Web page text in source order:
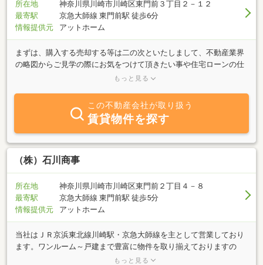
所在地
神奈川県川崎市川崎区東門前３丁目２－１２
最寄駅
京急大師線 東門前駅 徒歩6分
情報提供元
アットホーム
まずは、購入する売却する等は二の次といたしまして、不動産業界
の略図からご見学の際にお気をつけて頂きたい事や住宅ローンの仕
組み、審査の重要点等からお打合せさせていただき、お客様にベス
もっと見る
この不動産会社が取り扱う
賃貸物件を探す
（株）石川商事
所在地
神奈川県川崎市川崎区東門前２丁目４－８
最寄駅
京急大師線 東門前駅 徒歩5分
情報提供元
アットホーム
当社はＪＲ京浜東北線川崎駅・京急大師線を主として営業しており
ます。ワンルーム～戸建まで豊富に物件を取り揃えておりますの
で、お部屋探しの際はぜひお気軽にお問合せ下さい。また、社宅・
もっと見る